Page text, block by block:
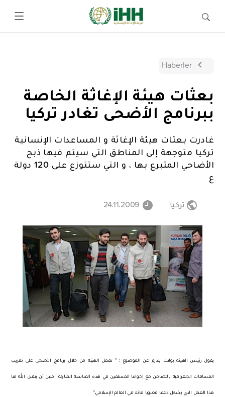
Haberler
بعثات هيئة الإغاثة الخاصة
ببرنامج الأضحى تغادر تركيا
غادرت بعثات هيئة الإغاثة و المساعدات الإنسانية
تركيا متوجهة إلى المناطق التي سيتم فيها ذبح
الأضاحي المتبرع بها ، و التي ستتوزع على 120 دولة
ع
تركيا 24.11.2009
يقول رئيس الهيئة بولنت يلدرم عن الموضوع: '' تعمل الهيئة من خلال برنامج الأضحى على تقريب
المسافات الجغرافية بالتضامن مع إخواننا المسلمين في هذه المناسبة المباركة، آملين أن يتقبل الله منا
هذا العمل الذي يشكل دعما معنويا هائلا في العالم الإسلامي.''